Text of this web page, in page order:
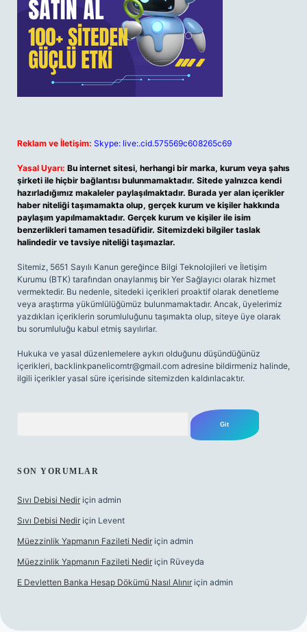
Reklam ve İletişim: Skype: live:.cid.575569c608265c69
Yasal Uyarı: Bu internet sitesi, herhangi bir marka, kurum veya şahıs
şirketi ile hiçbir bağlantısı bulunmamaktadır. Sitede yalnızca kendi
hazırladığımız makaleler paylaşılmaktadır. Burada yer alan içerikler
haber niteliği taşımamakta olup, gerçek kurum ve kişiler hakkında
paylaşım yapılmamaktadır. Gerçek kurum ve kişiler ile isim
benzerlikleri tamamen tesadüfidir. Sitemizdeki bilgiler taslak
halindedir ve tavsiye niteliği taşımazlar.
Sitemiz, 5651 Sayılı Kanun gereğince Bilgi Teknolojileri ve İletişim
Kurumu (BTK) tarafından onaylanmış bir Yer Sağlayıcı olarak hizmet
vermektedir. Bu nedenle, sitedeki içerikleri proaktif olarak denetleme
veya araştırma yükümlülüğümüz bulunmamaktadır. Ancak, üyelerimiz
yazdıkları içeriklerin sorumluluğunu taşımakta olup, siteye üye olarak
bu sorumluluğu kabul etmiş sayılırlar.
Hukuka ve yasal düzenlemelere aykırı olduğunu düşündüğünüz
içerikleri, backlinkpanelicomtr@gmail.com adresine bildirmeniz halinde,
ilgili içerikler yasal süre içerisinde sitemizden kaldırılacaktır.
SON YORUMLAR
Sıvı Debisi Nedir için admin
Sıvı Debisi Nedir için Levent
Müezzinlik Yapmanın Fazileti Nedir için admin
Müezzinlik Yapmanın Fazileti Nedir için Rüveyda
E Devletten Banka Hesap Dökümü Nasıl Alınır için admin